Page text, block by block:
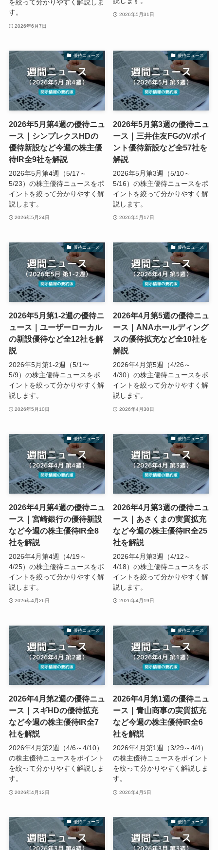
を絞って分かりやすく解説しま
す。
2026年6月7日
2026年5月31日
優待ニュース
2026年5月第4週の優待ニュ
ース｜シンプレクスHDの
優待新設など今週の株主優
待IR全9社を解説
2026年5月第4週（5/17～
5/23）の株主優待ニュースをポ
イントを絞って分かりやすく解
説します。
2026年5月24日
優待ニュース
2026年5月第3週の優待ニュ
ース｜三井住友FGのVポイ
ント優待新設など全57社を
解説
2026年5月第3週（5/10～
5/16）の株主優待ニュースをポ
イントを絞って分かりやすく解
説します。
2026年5月17日
優待ニュース
2026年5月第1-2週の優待ニ
ュース｜ユーザーローカル
の新設優待など全12社を解
説
2026年5月第1-2週（5/1〜
5/9）の株主優待ニュースをポ
イントを絞って分かりやすく解
説します。
2026年5月10日
優待ニュース
2026年4月第5週の優待ニュ
ース｜ANAホールディング
スの優待拡充など全10社を
解説
2026年4月第5週（4/26～
4/30）の株主優待ニュースをポ
イントを絞って分かりやすく解
説します。
2026年4月30日
優待ニュース
2026年4月第4週の優待ニュ
ース｜宮崎銀行の優待新設
など今週の株主優待IR全8
社を解説
2026年4月第4週（4/19～
4/25）の株主優待ニュースをポ
イントを絞って分かりやすく解
説します。
2026年4月26日
優待ニュース
2026年4月第3週の優待ニュ
ース｜あさくまの実質拡充
など今週の株主優待IR全25
社を解説
2026年4月第3週（4/12～
4/18）の株主優待ニュースをポ
イントを絞って分かりやすく解
説します。
2026年4月19日
優待ニュース
2026年4月第2週の優待ニュ
ース｜スギHDの優待拡充
など今週の株主優待IR全7
社を解説
2026年4月第2週（4/6～4/10）
の株主優待ニュースをポイント
を絞って分かりやすく解説しま
す。
2026年4月12日
優待ニュース
2026年4月第1週の優待ニュ
ース｜青山商事の実質拡充
など今週の株主優待IR全6
社を解説
2026年4月第1週（3/29～4/4）
の株主優待ニュースをポイント
を絞って分かりやすく解説しま
す。
2026年4月5日
優待ニュース 優待ニュース